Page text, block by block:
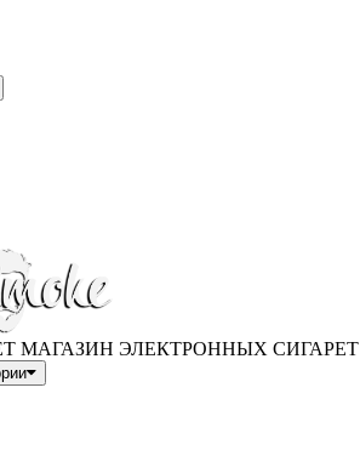
МАГАЗИН ЭЛЕКТРОННЫХ СИГАРЕТ